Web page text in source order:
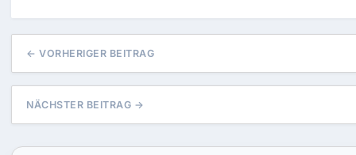
← VORHERIGER BEITRAG
NÄCHSTER BEITRAG →